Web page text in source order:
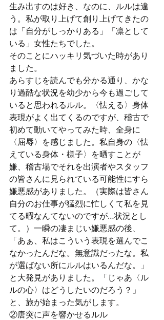
生み出すのは好き、なのに、ルルは違
う。私が取り上げて創り上げてきたの
は「自分がしっかりある」「凛として
いる」女性たちでした。
そのことにハッキリ気づいた時があり
ました。
あらすじを読んでも分かる通り、かな
り過酷な状況を幼少から今も過ごして
いると思われるルル。〈怯える〉身体
表現がよく出てくるのですが、稽古で
初めて動いてやってみた時、全身に
〈屈辱〉を感じました。私自身の〈怯
えている身体・様子〉を晒すことが
嫌、稽古場でそれを出演者やスタッフ
の皆さんに見られている可能性にすら
嫌悪感がありました。（実際は皆さん
自分のお仕事が猛烈に忙しくて私を見
てる暇なんてないのですが…状況とし
て。）一瞬の凄まじい嫌悪感の後、
「あぁ、私はこういう表現を選んでこ
なかったんだな。無意識だったな。私
が選ばない所にルルはいるんだな。」
と大発見がありました。「じゃあ〈ル
ルの心〉はどうしたいのだろう？」
と、旅が始まった気がします。
②唐突に声を響かせるルル